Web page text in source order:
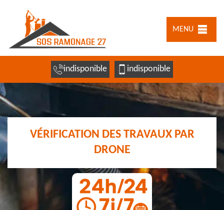
MENU
indisponible indisponible
VÉRIFICATION DES TRAVAUX PAR
DRONE